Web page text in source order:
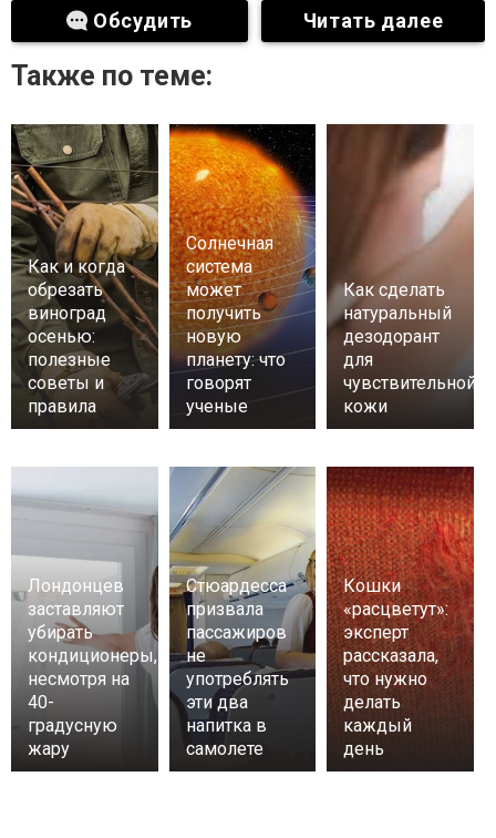
Обсудить Читать далее
Также по теме:
Как и когда
обрезать
виноград
осенью:
полезные
советы и
правила
Солнечная
система
может
получить
новую
планету: что
говорят
ученые
Как сделать
натуральный
дезодорант
для
чувствительной
кожи
Лондонцев
заставляют
убирать
кондиционеры,
несмотря на
40-
градусную
жару
Стюардесса
призвала
пассажиров
не
употреблять
эти два
напитка в
самолете
Кошки
«расцветут»:
эксперт
рассказала,
что нужно
делать
каждый
день